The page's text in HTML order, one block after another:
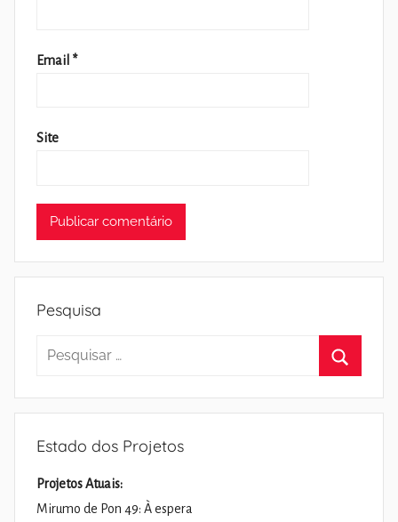
Email *
Site
Pesquisa
Pesquisar
Estado dos Projetos
Projetos Atuais:
Mirumo de Pon 49: À espera